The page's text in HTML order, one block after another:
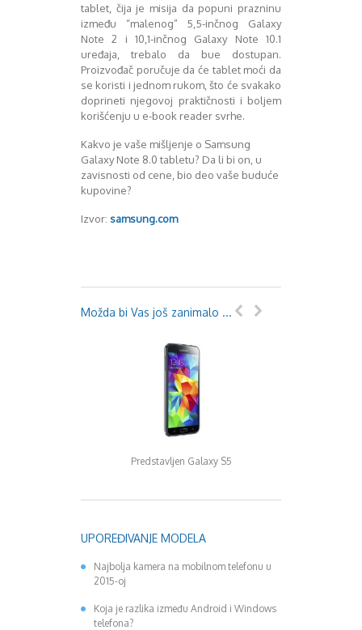
tablet, čija je misija da popuni prazninu
između “malenog” 5,5-inčnog Galaxy
Note 2 i 10,1-inčnog Galaxy Note 10.1
uređaja, trebalo da bue dostupan.
Proizvođač poručuje da će tablet moći da
se koristi i jednom rukom, što će svakako
doprineti njegovoj praktičnosti i boljem
korišćenju u e-book reader svrhe.
Kakvo je vaše mišljenje o Samsung
Galaxy Note 8.0 tabletu? Da li bi on, u
zavisnosti od cene, bio deo vaše buduće
kupovine?
Izvor: samsung.com
Možda bi Vas još zanimalo ...
Predstavljen Galaxy S5
UPOREĐIVANJE MODELA
Najbolja kamera na mobilnom telefonu u
2015-oj
Koja je razlika između Android i Windows
telefona?